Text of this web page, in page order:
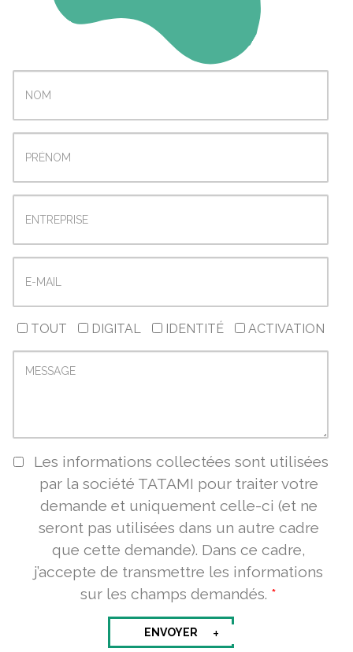
TOUT DIGITAL IDENTITÉ ACTIVATION
Les informations collectées sont utilisées
par la société TATAMI pour traiter votre
demande et uniquement celle-ci (et ne
seront pas utilisées dans un autre cadre
que cette demande). Dans ce cadre,
j’accepte de transmettre les informations
sur les champs demandés. *